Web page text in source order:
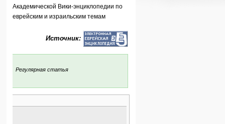
Академической Вики-энциклопедии по
еврейским и израильским темам
Источник:
Регулярная статья